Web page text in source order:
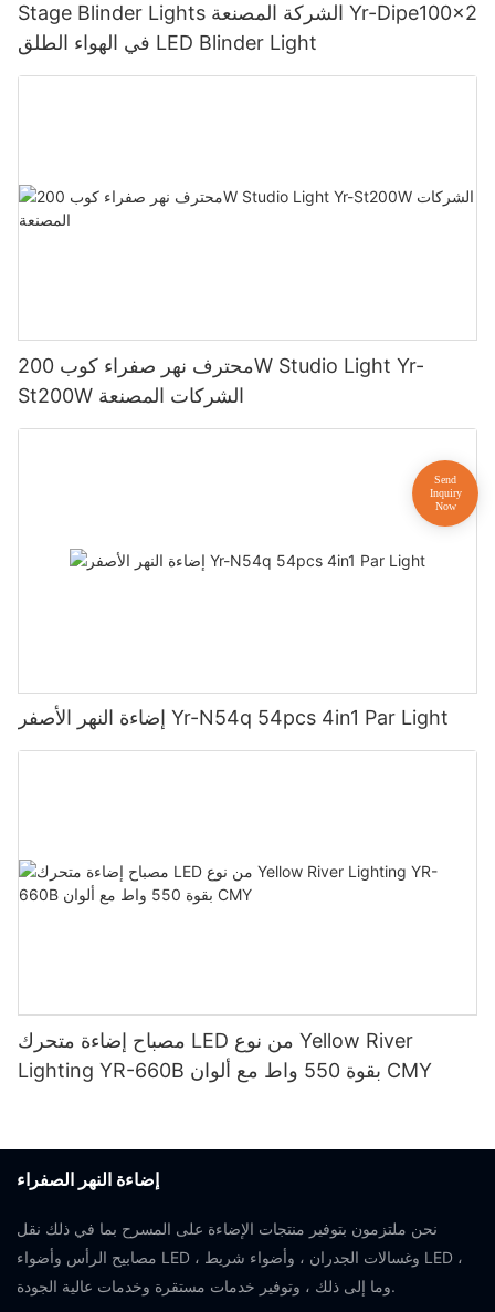
Stage Blinder Lights الشركة المصنعة Yr-Dipe100x2
في الهواء الطلق LED Blinder Light
محترف نهر صفراء كوب 200W Studio Light Yr-
St200W الشركات المصنعة
إضاءة النهر الأصفر Yr-N54q 54pcs 4in1 Par Light
مصباح إضاءة متحرك LED من نوع Yellow River
Lighting YR-660B بقوة 550 واط مع ألوان CMY
إضاءة النهر الصفراء
نحن ملتزمون بتوفير منتجات الإضاءة على المسرح بما في ذلك نقل
مصابيح الرأس وأضواء LED ، وغسالات الجدران ، وأضواء شريط LED ،
وما إلى ذلك ، وتوفير خدمات مستقرة وخدمات عالية الجودة.